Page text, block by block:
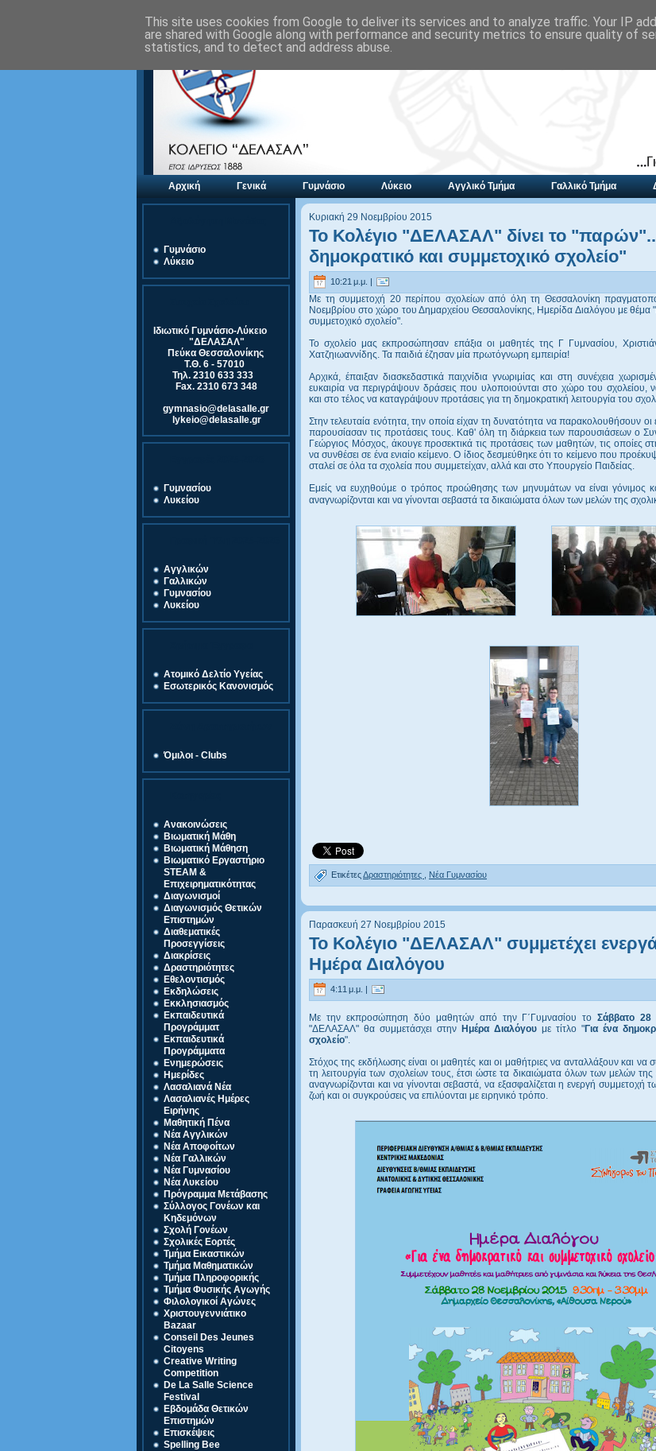
Αρχική Γενικά Γυμνάσιο Λύκειο Αγγλικό Τμήμα Γαλλικό Τμήμα
Γυμνάσιο
Λύκειο
Ιδιωτικό Γυμνάσιο-Λύκειο
"ΔΕΛΑΣΑΛ"
Πεύκα Θεσσαλονίκης
Τ.Θ. 6 - 57010
Τηλ. 2310 633 333
Fax. 2310 673 348
gymnasio@delasalle.gr
lykeio@delasalle.gr
Γυμνασίου
Λυκείου
Αγγλικών
Γαλλικών
Γυμνασίου
Λυκείου
Ατομικό Δελτίο Υγείας
Εσωτερικός Κανονισμός
Όμιλοι - Clubs
Ανακοινώσεις
Βιωματική Μάθη
Βιωματική Μάθηση
Βιωματικό Εργαστήριο
STEAM &
Επιχειρηματικότητας
Διαγωνισμοί
Διαγωνισμός Θετικών
Επιστημών
Διαθεματικές
Προσεγγίσεις
Διακρίσεις
Δραστηριότητες
Εθελοντισμός
Εκδηλώσεις
Εκκλησιασμός
Εκπαιδευτικά
Προγράμματ
Εκπαιδευτικά
Προγράμματα
Ενημερώσεις
Ημερίδες
Λασαλιανά Νέα
Λασαλιανές Ημέρες
Ειρήνης
Μαθητική Πένα
Νέα Αγγλικών
Νέα Αποφοίτων
Νέα Γαλλικών
Νέα Γυμνασίου
Νέα Λυκείου
Πρόγραμμα Μετάβασης
Σύλλογος Γονέων και
Κηδεμόνων
Σχολή Γονέων
Σχολικές Εορτές
Τμήμα Εικαστικών
Τμήμα Μαθηματικών
Τμήμα Πληροφορικής
Τμήμα Φυσικής Αγωγής
Φιλολογικοί Αγώνες
Χριστουγεννιάτικο
Bazaar
Conseil Des Jeunes
Citoyens
Creative Writing
Competition
De La Salle Science
Festival
Eβδομάδα Θετικών
Επιστημών
Eπισκέψεις
Spelling Bee
Κυριακή 29 Νοεμβρίου 2015
Το Κολέγιο "ΔΕΛΑΣΑΛ" δίνει το
δημοκρατικό και συμμετοχικό σχολείο"
10:21 μ.μ. |
Με τη συμμετοχή 20 περίπου σχολείων από όλη τη Θεσσαλονίκη
Νοεμβρίου στο χώρο του Δημαρχείου Θεσσαλονίκης, Ημερίδα Διαλόγου με θέμα
συμμετοχικό σχολείο".
Το σχολείο μας εκπροσώπησαν επάξια οι μαθητές της Γ Γυμνασίου,
Χατζηιωαννίδης. Τα παιδιά έζησαν μία πρωτόγνωρη εμπειρία!
Αρχικά, έπαιξαν διασκεδαστικά παιχνίδια γνωριμίας και στη συνέχεια
ευκαιρία να περιγράψουν δράσεις που υλοποιούνται στο χώρο του σχολείου,
και στο τέλος να καταγράψουν προτάσεις για τη δημοκρατική λειτουργία του
Στην τελευταία ενότητα, την οποία είχαν τη δυνατότητα να παρακολουθήσουν οι
παρουσίασαν τις προτάσεις τους. Καθ' όλη τη διάρκεια των παρουσιάσεων ο
Γεώργιος Μόσχος, άκουγε προσεκτικά τις προτάσεις των μαθητών, τις οποίες
να συνθέσει σε ένα ενιαίο κείμενο. Ο ίδιος δεσμεύθηκε ότι το κείμενο που
σταλεί σε όλα τα σχολεία που συμμετείχαν, αλλά και στο Υπουργείο Παιδείας.
Εμείς να ευχηθούμε ο τρόπος προώθησης των μηνυμάτων να είναι γόνιμος
αναγνωρίζονται και να γίνονται σεβαστά τα δικαιώματα όλων των μελών της
ΕτικέτεςΔραστηριότητες Νέα Γυμνασίου
Παρασκευή 27 Νοεμβρίου 2015
Το Κολέγιο "ΔΕΛΑΣΑΛ" συμμετέχει
Ημέρα Διαλόγου
4:11 μ.μ. |
Με την εκπροσώπηση δύο μαθητών από την Γ΄Γυμνασίου τοΣάββατο 28
"ΔΕΛΑΣΑΛ" θα συμμετάσχει στην Ημέρα Διαλόγου με τίτλο "Για ένα
σχολείο".
Στόχος της εκδήλωσης είναι οι μαθητές και οι μαθήτριες να ανταλλάξουν και να
τη λειτουργία των σχολείων τους, έτσι ώστε τα δικαιώματα όλων των μελών της
αναγνωρίζονται και να γίνονται σεβαστά, να εξασφαλίζεται η ενεργή συμμετοχή
ζωή και οι συγκρούσεις να επιλύονται με ειρηνικό τρόπο.
This site uses cookies from Google to deliver its services and to analyze traffic. Your IP
are shared with Google along with performance and security metrics to ensure quality of
statistics, and to detect and address abuse.